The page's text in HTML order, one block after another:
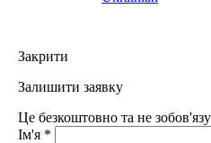
Закрити
Залишити заявку
Це безкоштовно та не
Ім'я *